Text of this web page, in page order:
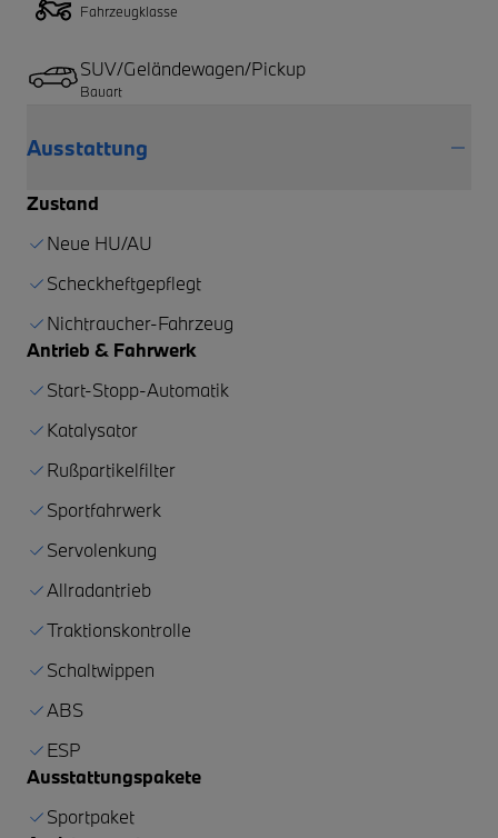
Fahrzeugklasse
SUV/Geländewagen/Pickup
Bauart
Ausstattung
Zustand
Neue HU/AU
Scheckheftgepflegt
Nichtraucher-Fahrzeug
Antrieb & Fahrwerk
Start-Stopp-Automatik
Katalysator
Rußpartikelfilter
Sportfahrwerk
Servolenkung
Allradantrieb
Traktionskontrolle
Schaltwippen
ABS
ESP
Ausstattungspakete
Sportpaket